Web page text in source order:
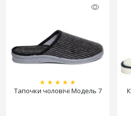
★ ★ ★ ★ ★
Тапочки чоловічі Модель 7